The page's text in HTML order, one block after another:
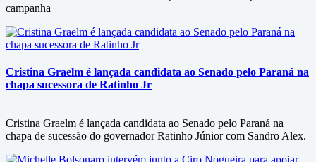
campanha
Cristina Graelm é lançada candidata ao Senado pelo Paraná na
chapa sucessora de Ratinho Jr
Cristina Graelm é lançada candidata ao Senado pelo Paraná na
chapa de sucessão do governador Ratinho Júnior com Sandro Alex.